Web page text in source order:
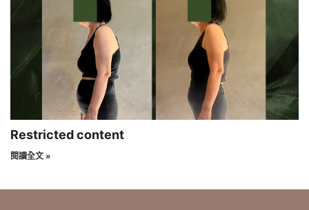
Restricted content
閱讀全文 »